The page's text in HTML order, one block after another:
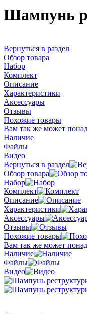
Шампунь
Вернуться в раздел
Обзор товара
Набор
Комплект
Описание
Характеристики
Аксессуары
Отзывы
Похожие товары
Вам так же может
Наличие
Файлы
Видео
Вернуться в раздел
Обзор товара
Набор
Комплект
Описание
Характеристики
Аксессуары
Отзывы
Похожие товары
Вам так же может
Наличие
Файлы
Видео